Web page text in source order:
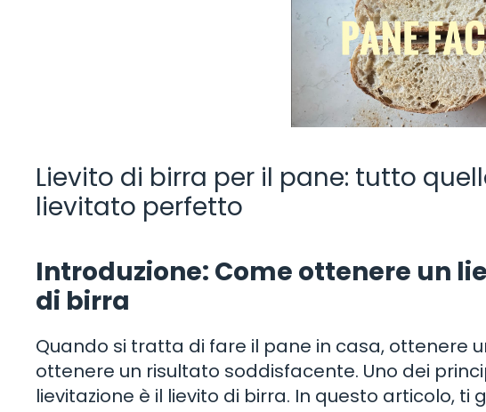
Lievito di birra per il pane: tutto
lievitato perfetto
Introduzione: Come ottenere un
di birra
Quando si tratta di fare il pane in casa, ottenere
ottenere un risultato soddisfacente. Uno dei
lievitazione è il lievito di birra. In questo articolo,